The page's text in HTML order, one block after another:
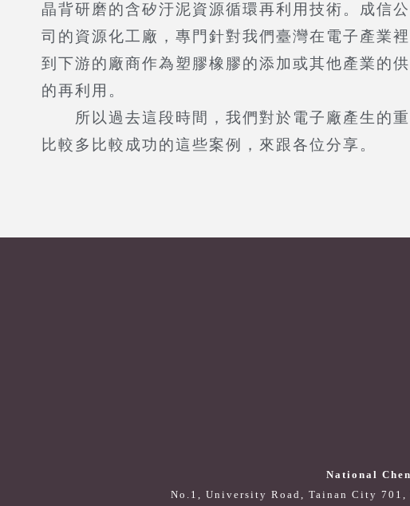
晶背研磨的含矽汙泥資源循環再利用技術。成信
司的資源化工廠，專門針對我們臺灣在電子產業
到下游的廠商作為塑膠橡膠的添加或其他產業的
的再利用。
所以過去這段時間，我們對於電子廠產生的重
比較多比較成功的這些案例，來跟各位分享。
National
No.1, University Road, Tainan City 701,